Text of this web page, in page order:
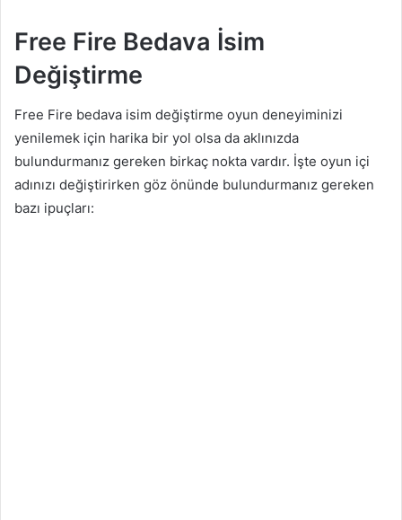
Free Fire Bedava İsim
Değiştirme
Free Fire bedava isim değiştirme oyun deneyiminizi
yenilemek için harika bir yol olsa da aklınızda
bulundurmanız gereken birkaç nokta vardır. İşte oyun içi
adınızı değiştirirken göz önünde bulundurmanız gereken
bazı ipuçları: